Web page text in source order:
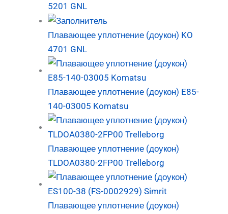
5201 GNL
Плавающее уплотнение (доукон) KO
4701 GNL
Плавающее уплотнение (доукон) E85-
140-03005 Komatsu
Плавающее уплотнение (доукон)
TLDOA0380-2FP00 Trelleborg
Плавающее уплотнение (доукон)